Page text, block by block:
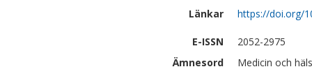
Länkar
https://doi.org/
E-ISSN
2052-2975
Ämnesord
Medicin och